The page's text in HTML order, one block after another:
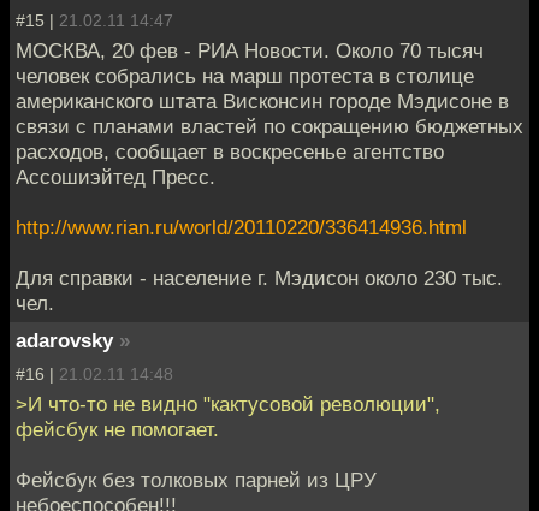
#15 | 21.02.11 14:47
МОСКВА, 20 фев - РИА Новости. Около 70 тысяч
человек собрались на марш протеста в столице
американского штата Висконсин городе Мэдисоне в
связи с планами властей по сокращению бюджетных
расходов, сообщает в воскресенье агентство
Ассошиэйтед Пресс.
http://www.rian.ru/world/20110220/336414936.html
Для справки - население г. Мэдисон около 230 тыс.
чел.
adarovsky »
#16 | 21.02.11 14:48
>И что-то не видно "кактусовой революции",
фейсбук не помогает.
Фейсбук без толковых парней из ЦРУ
небоеспособен!!!